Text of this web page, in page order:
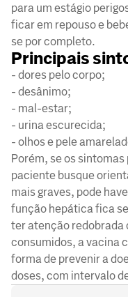
para um estágio
ficar em repouso e
se por completo.
Principais
- dores pelo corpo;
- desânimo;
- mal-estar;
- urina escurecida;
- olhos e pele
Porém, se os
paciente busque
mais graves, pode
função hepática fica
ter atenção redobrada
consumidos, a vacina
forma de prevenir a
doses, com intervalo